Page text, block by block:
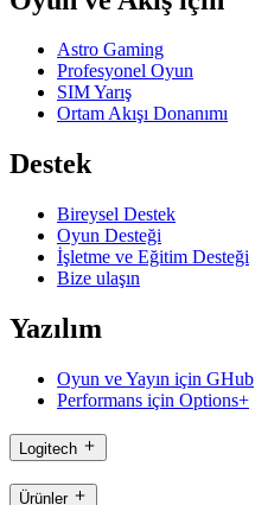
Astro Gaming
Profesyonel Oyun
SIM Yarış
Ortam Akışı Donanımı
Destek
Bireysel Destek
Oyun Desteği
İşletme ve Eğitim Desteği
Bize ulaşın
Yazılım
Oyun ve Yayın için GHub
Performans için Options+
Logitech
Ürünler